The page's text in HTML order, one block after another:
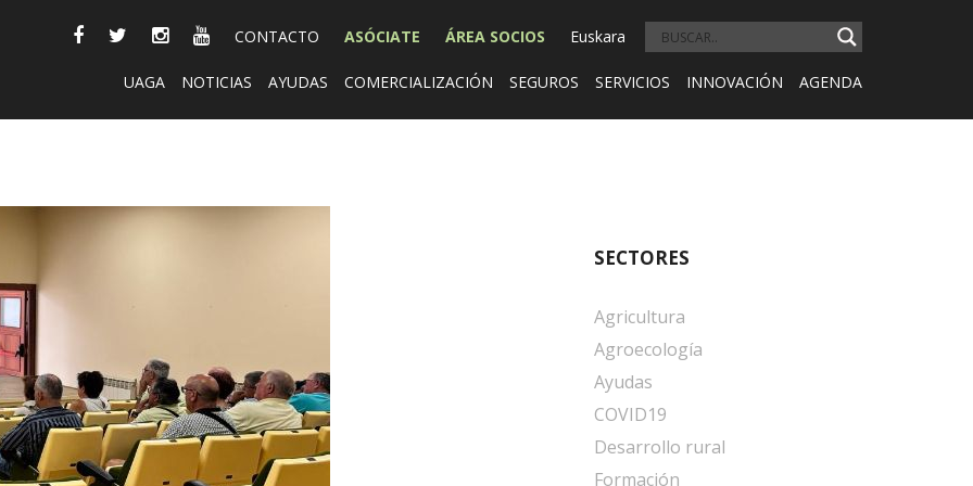
CONTACTO ASÓCIATE ÁREA SOCIOS Euskara
UAGA NOTICIAS AYUDAS COMERCIALIZACIÓN SEGUROS SERVICIOS INNOVACIÓN AGENDA
SECTORES
Agricultura
Agroecología
Ayudas
COVID19
Desarrollo rural
Formación